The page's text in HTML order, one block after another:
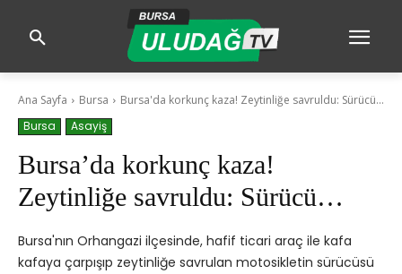
Ana Sayfa Bursa
Bursa'da korkunç kaza! Zeytinliğe savruldu: Sürücü...
Bursa
Asayiş
Bursa’da korkunç kaza!
Zeytinliğe savruldu: Sürücü…
Bursa'nın Orhangazi ilçesinde, hafif ticari araç ile kafa
kafaya çarpışıp zeytinliğe savrulan motosikletin sürücüsü